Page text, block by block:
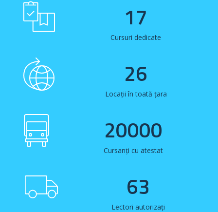
17
Cursuri dedicate
26
Locații în toată țara
20000
Cursanți cu atestat
63
Lectori autorizați